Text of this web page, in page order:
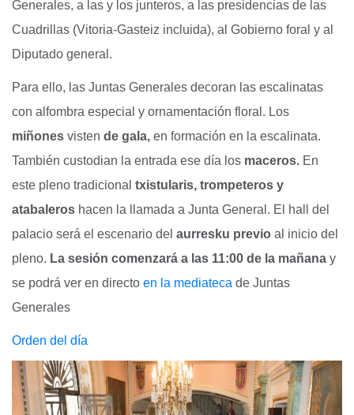
Generales, a las y los junteros, a las presidencias de las
Cuadrillas (Vitoria-Gasteiz incluida), al Gobierno foral y al
Diputado general.
Para ello, las Juntas Generales decoran las escalinatas
con alfombra especial y ornamentación floral. Los
miñones visten de gala, en formación en la escalinata.
También custodian la entrada ese día los maceros. En
este pleno tradicional txistularis, trompeteros y
atabaleros hacen la llamada a Junta General. El hall del
palacio será el escenario del aurresku previo al inicio del
pleno. La sesión comenzará a las 11:00 de la mañana y
se podrá ver en directo en la mediateca de Juntas
Generales
Orden del día